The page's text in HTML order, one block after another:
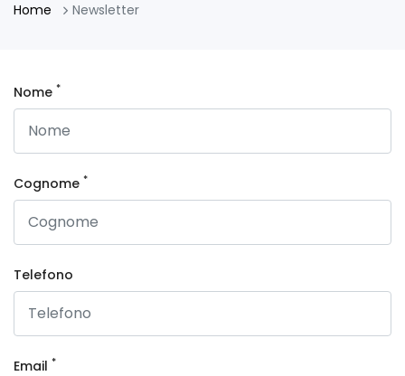
Home Newsletter
Nome *
Cognome *
Telefono
Email *